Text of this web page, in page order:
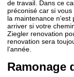
de travail. Dans ce
préconisé car si
la maintenance
arriver si votre
Ziegler renovation
renovation sera
l’année.
Ramonage